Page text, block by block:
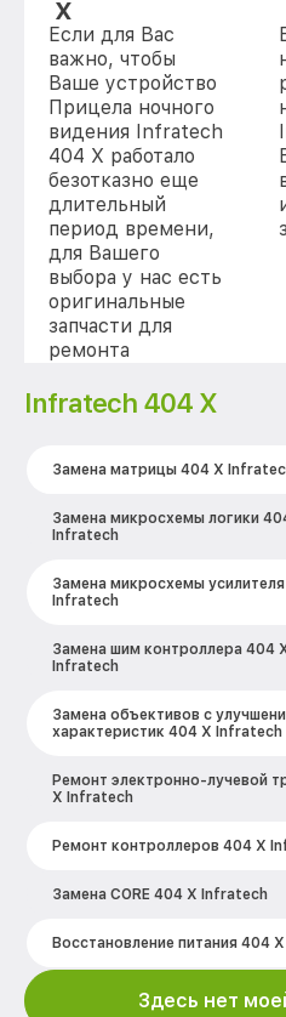
Х
Если для Вас
важно, чтобы
Ваше устройство
Прицела ночного
видения Infratech
404 Х работало
безотказно еще
длительный
период времени,
для Вашего
выбора у нас есть
оригинальные
запчасти для
ремонта
Infratech 404 Х
Замена матрицы 404 Х
Замена микросхемы логики
Infratech
Замена микросхемы
Infratech
Замена шим контроллера 404
Infratech
Замена объективов с
характеристик 404 Х Infratech
Ремонт электронно-лучевой
Х Infratech
Ремонт контроллеров 404 Х
Замена CORE 404 Х Infratech
Восстановление питания 404
Ремонт оптики 404 Х Infratech
Здесь нет